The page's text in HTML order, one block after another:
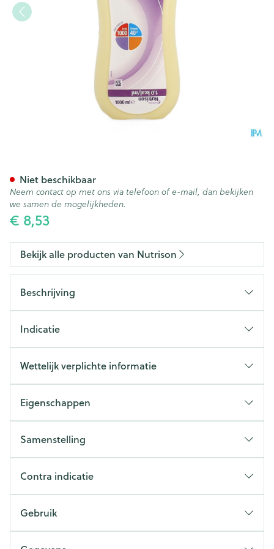
€ 8,53
Niet beschikbaar
Neem contact op met ons via telefoon of e-mail, dan bekijken
we samen de mogelijkheden.
Bekijk alle producten van Nutrison
Beschrijving
Indicatie
Wettelijk verplichte informatie
Eigenschappen
Samenstelling
Contra indicatie
Gebruik